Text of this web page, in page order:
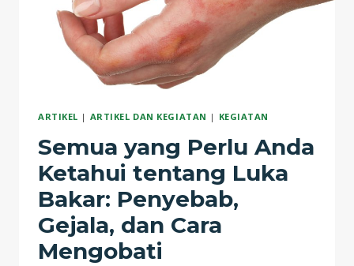
ARTIKEL | ARTIKEL DAN KEGIATAN | KEGIATAN
Semua yang Perlu Anda
Ketahui tentang Luka
Bakar: Penyebab,
Gejala, dan Cara
Mengobati